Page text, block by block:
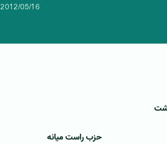
2012/05/16
حزب راست ميانه